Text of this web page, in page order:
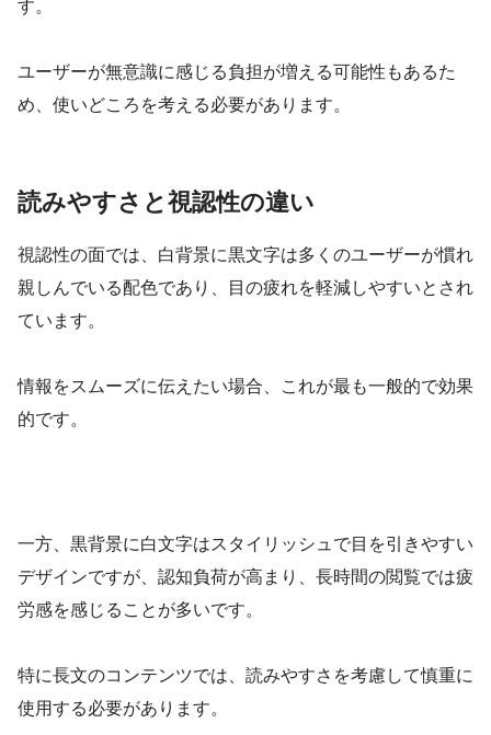
す。
ユーザーが無意識に感じる負担が増える可能性もあるた
め、使いどころを考える必要があります。
読みやすさと視認性の違い
視認性の面では、白背景に黒文字は多くのユーザーが慣れ
親しんでいる配色であり、目の疲れを軽減しやすいとされ
ています。
情報をスムーズに伝えたい場合、これが最も一般的で効果
的です。
一方、黒背景に白文字はスタイリッシュで目を引きやすい
デザインですが、認知負荷が高まり、長時間の閲覧では疲
労感を感じることが多いです。
特に長文のコンテンツでは、読みやすさを考慮して慎重に
使用する必要があります。